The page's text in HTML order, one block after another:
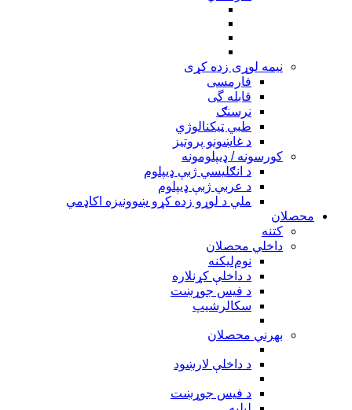
نیمه لوړی زده کړی
فارمسی
قابله گی
نرسنګ
طبي ټیکنالوژي
د غاښونو پروتیز
کورسونه / ډیپلومونه
د انګلیسي ژبې ډیپلوم
د عربي ژبې ډیپلوم
ملي د لوړو زده کړو ښوونیزه اکاډمي
محصلان
کتنه
داخلي محصلان
نوم‌ليکنه
د داخلې کړنلاره
د فیس جوړښت
سکالرشیپ
بهرني محصلان
د داخلې لارښود
د فیس جوړښت